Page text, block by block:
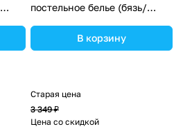
постельное белье (бязь/
ассортименте.В корзину
Старая цена
3 349 ₽
Цена со скидкой